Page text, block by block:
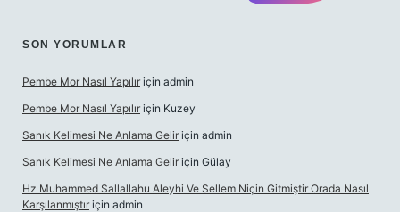
SON YORUMLAR
Pembe Mor Nasıl Yapılır için admin
Pembe Mor Nasıl Yapılır için Kuzey
Sanık Kelimesi Ne Anlama Gelir için admin
Sanık Kelimesi Ne Anlama Gelir için Gülay
Hz Muhammed Sallallahu Aleyhi Ve Sellem Niçin Gitmiştir Orada Nasıl
Karşılanmıştır için admin